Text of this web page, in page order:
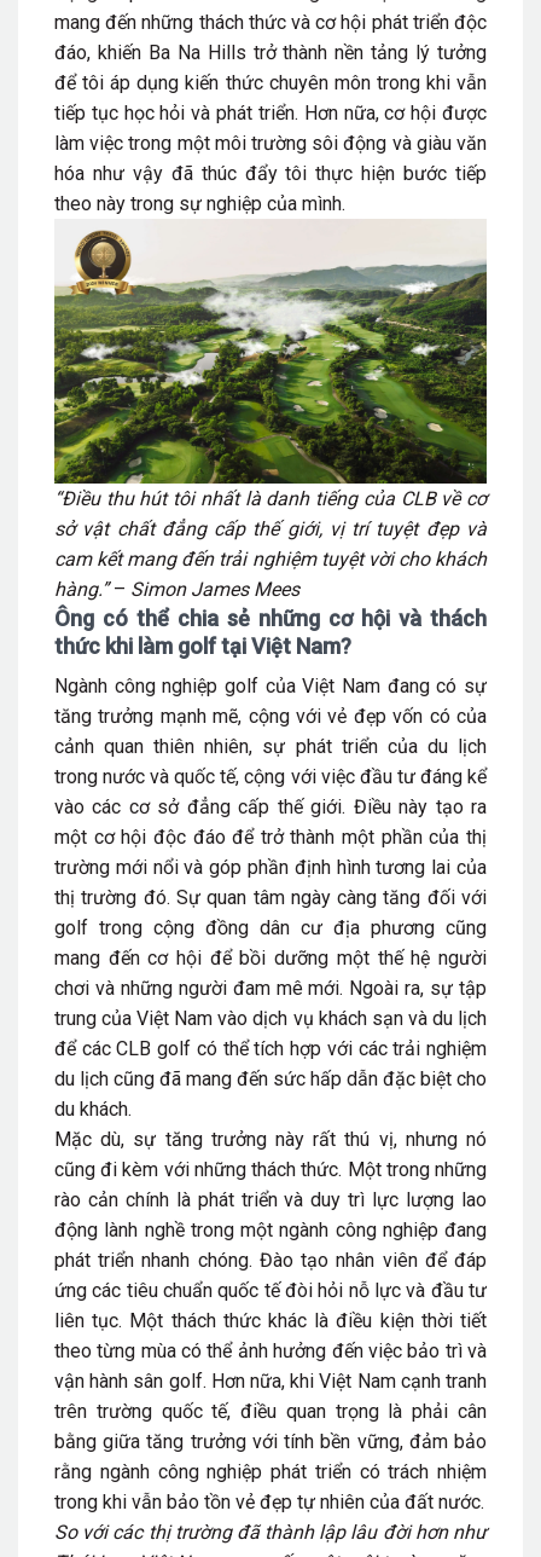
mang đến những thách thức và cơ hội phát triển độc
đáo, khiến Ba Na Hills trở thành nền tảng lý tưởng
để tôi áp dụng kiến thức chuyên môn trong khi vẫn
tiếp tục học hỏi và phát triển. Hơn nữa, cơ hội được
làm việc trong một môi trường sôi động và giàu văn
hóa như vậy đã thúc đẩy tôi thực hiện bước tiếp
theo này trong sự nghiệp của mình.
“Điều thu hút tôi nhất là danh tiếng của CLB về cơ
sở vật chất đẳng cấp thế giới, vị trí tuyệt đẹp và
cam kết mang đến trải nghiệm tuyệt vời cho khách
hàng.”– Simon James Mees
Ông có thể chia sẻ những cơ hội và thách
thức khi làm golf tại Việt Nam?
Ngành công nghiệp golf của Việt Nam đang có sự
tăng trưởng mạnh mẽ, cộng với vẻ đẹp vốn có của
cảnh quan thiên nhiên, sự phát triển của du lịch
trong nước và quốc tế, cộng với việc đầu tư đáng kể
vào các cơ sở đẳng cấp thế giới. Điều này tạo ra
một cơ hội độc đáo để trở thành một phần của thị
trường mới nổi và góp phần định hình tương lai của
thị trường đó. Sự quan tâm ngày càng tăng đối với
golf trong cộng đồng dân cư địa phương cũng
mang đến cơ hội để bồi dưỡng một thế hệ người
chơi và những người đam mê mới. Ngoài ra, sự tập
trung của Việt Nam vào dịch vụ khách sạn và du lịch
để các CLB golf có thể tích hợp với các trải nghiệm
du lịch cũng đã mang đến sức hấp dẫn đặc biệt cho
du khách.
Mặc dù, sự tăng trưởng này rất thú vị, nhưng nó
cũng đi kèm với những thách thức. Một trong những
rào cản chính là phát triển và duy trì lực lượng lao
động lành nghề trong một ngành công nghiệp đang
phát triển nhanh chóng. Đào tạo nhân viên để đáp
ứng các tiêu chuẩn quốc tế đòi hỏi nỗ lực và đầu tư
liên tục. Một thách thức khác là điều kiện thời tiết
theo từng mùa có thể ảnh hưởng đến việc bảo trì và
vận hành sân golf. Hơn nữa, khi Việt Nam cạnh tranh
trên trường quốc tế, điều quan trọng là phải cân
bằng giữa tăng trưởng với tính bền vững, đảm bảo
rằng ngành công nghiệp phát triển có trách nhiệm
trong khi vẫn bảo tồn vẻ đẹp tự nhiên của đất nước.
So với các thị trường đã thành lập lâu đời hơn như